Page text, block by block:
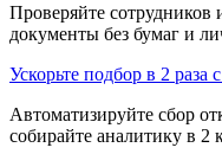
Проверяйте
документы без бумаг и
Ускорьте подбор в 2 раза
Автоматизируйте сбор
собирайте аналитику в 2